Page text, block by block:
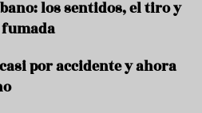
los sentidos, el tiro y
por accidente y ahora